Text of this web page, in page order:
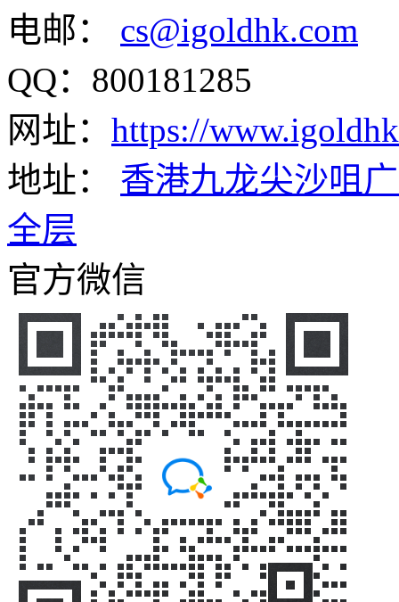
电邮： cs@igoldhk.com
QQ：800181285
网址： https://
地址： 香港九龙尖沙咀
全层
官方微信